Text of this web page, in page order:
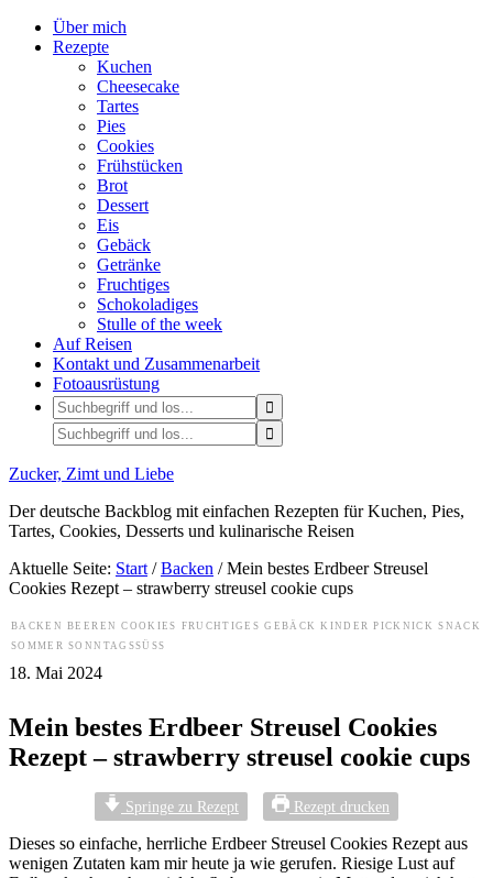
Über mich
Rezepte
Kuchen
Cheesecake
Tartes
Pies
Cookies
Frühstücken
Brot
Dessert
Eis
Gebäck
Getränke
Fruchtiges
Schokoladiges
Stulle of the week
Auf Reisen
Kontakt und Zusammenarbeit
Fotoausrüstung
Zucker, Zimt und Liebe
Der deutsche Backblog mit einfachen Rezepten für Kuchen, Pies,
Tartes, Cookies, Desserts und kulinarische Reisen
Aktuelle Seite: Start / Backen /Mein bestes Erdbeer Streusel
Cookies Rezept – strawberry streusel cookie cups
BACKEN BEEREN COOKIES FRUCHTIGES GEBÄCK KINDER PICKNICK
SNACK
SOMMER SONNTAGSSÜSS
18. Mai 2024
Mein bestes Erdbeer Streusel Cookies
Rezept – strawberry streusel cookie cups
Springe zu Rezept Rezept drucken
Dieses so einfache, herrliche Erdbeer Streusel Cookies Rezept aus
wenigen Zutaten kam mir heute ja wie gerufen. Riesige Lust auf